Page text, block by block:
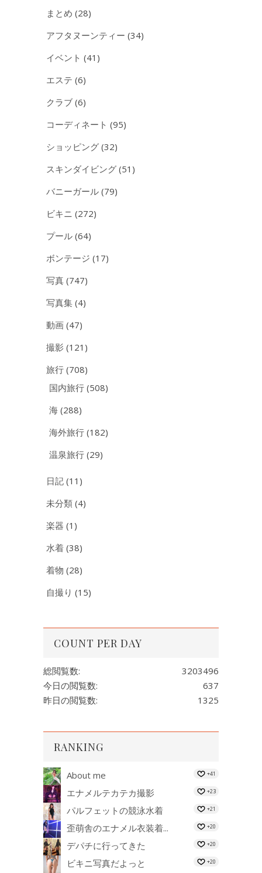
まとめ (28)
アフタヌーンティー (34)
イベント (41)
エステ (6)
クラブ (6)
コーディネート (95)
ショッピング (32)
スキンダイビング (51)
バニーガール (79)
ビキニ (272)
プール (64)
ボンテージ (17)
写真 (747)
写真集 (4)
動画 (47)
撮影 (121)
旅行 (708)
国内旅行 (508)
海 (288)
海外旅行 (182)
温泉旅行 (29)
日記 (11)
未分類 (4)
楽器 (1)
水着 (38)
着物 (28)
自撮り (15)
COUNT PER DAY
3203496
総閲覧数:
637
今日の閲覧数:
1325
昨日の閲覧数:
RANKING
About me +41
エナメルテカテカ撮影 +23
パルフェットの競泳水着 +21
歪萌舎のエナメル衣装着... +20
デパチに行ってきた +20
ビキニ写真だよっと +20